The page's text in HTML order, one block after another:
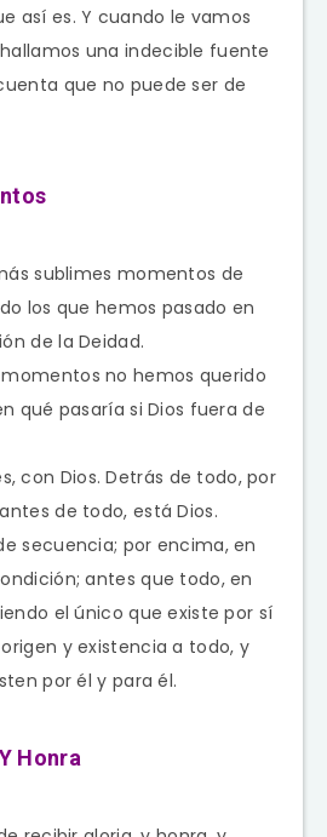
así es. Y cuando le vamos
una indecible fuente
que no puede ser de
sublimes momentos de
los que hemos pasado en
de la Deidad.
no hemos querido
qué pasaría si Dios fuera de
con Dios. Detrás de todo, por
de todo, está Dios.
secuencia; por encima, en
antes que todo, en
el único que existe por sí
y existencia a todo, y
por él y para él.
Honra